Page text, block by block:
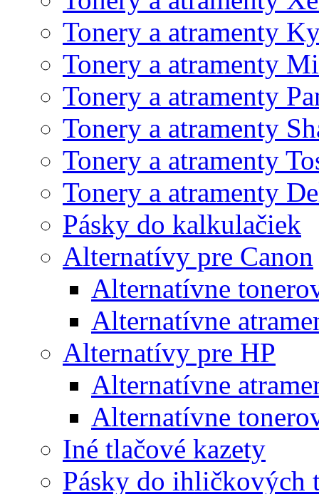
Tonery a atramenty
Tonery a atramenty
Tonery a atramenty
Tonery a atramenty
Tonery a atramenty
Tonery a atramenty
Pásky do kalkulačiek
Alternatívy pre Canon
Alternatívne
Alternatívne
Alternatívy pre HP
Alternatívne
Alternatívne
Iné tlačové kazety
Pásky do ihličkových